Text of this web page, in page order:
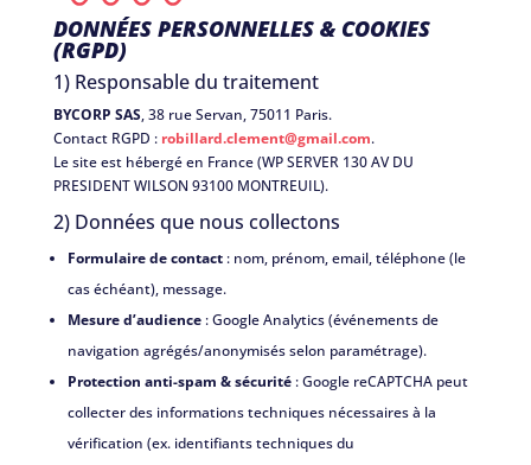
DONNÉES PERSONNELLES & COOKIES
(RGPD)
1) Responsable du traitement
BYCORP SAS, 38 rue Servan, 75011 Paris.
Contact RGPD : robillard.clement@gmail.com.
Le site est hébergé en France (WP SERVER 130 AV DU
PRESIDENT WILSON 93100 MONTREUIL).
2) Données que nous collectons
Formulaire de contact: nom, prénom, email, téléphone (le
cas échéant), message.
Mesure d’audience: Google Analytics (événements de
navigation agrégés/anonymisés selon paramétrage).
Protection anti-spam & sécurité: Google reCAPTCHA peut
collecter des informations techniques nécessaires à la
vérification (ex. identifiants techniques du